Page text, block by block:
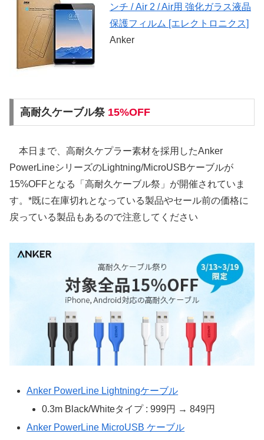
ンチ / Air 2 / Air用 強化ガラス液晶
保護フィルム [エレクトロニクス]
Anker
高耐久ケーブル祭 15%OFF
本日まで、高耐久ケプラー素材を採用したAnker
PowerLineシリーズのLightning/MicroUSBケーブルが
15%OFFとなる「高耐久ケーブル祭」が開催されていま
す。*既に在庫切れとなっている製品やセール前の価格に
戻っている製品もあるので注意してください
Anker PowerLine Lightningケーブル
0.3m Black/Whiteタイプ : 999円 → 849円
Anker PowerLine MicroUSB ケーブル